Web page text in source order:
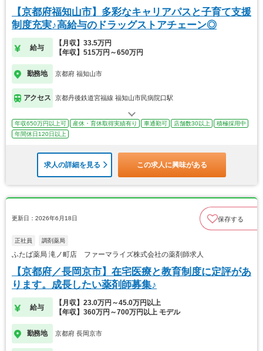
【京都府福知山市】多彩なキャリアパスと子育て支援
制度充実♪高給与のドラッグストアチェーン◎
給与
【月収】33.5万円
【年収】515万円～650万円
勤務地 京都府 福知山市
アクセス 京都丹後鉄道宮福線 福知山市民病院口駅
年収650万円以上可 産休・育休取得実績有り 車通勤可 店舗数30以上
積極採用中
年間休日120日以上
求人の詳細を見る この求人に興味がある
更新日：2026年6月18日 保存する
正社員 調剤薬局
ふたば薬局 滝ノ町店 ファーマライズ株式会社の薬剤師求人
【京都府／長岡京市】在宅医療と教育制度に定評があ
ります。成長したい薬剤師募集♪
給与
【月収】23.0万円～45.0万円以上
【年収】360万円～700万円以上 モデル
勤務地 京都府 長岡京市